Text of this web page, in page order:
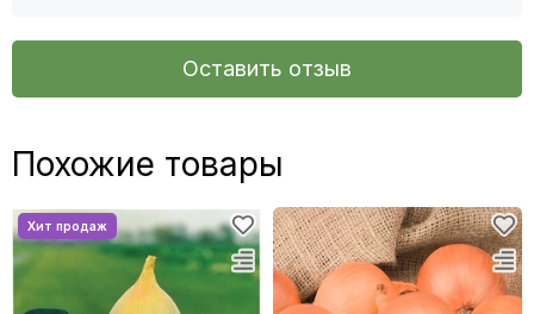
Оставить отзыв
Похожие товары